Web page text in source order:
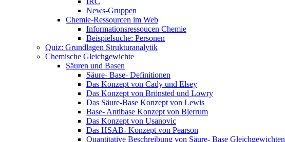
News-Gruppen
Chemie-Ressourcen im Web
Informationsressoucen Chemie
Beispielsuche: Personen
Quiz: Grundlagen Strukturanalytik
Chemische Gleichgewichte
Säuren und Basen
Säure- Base- Definitionen
Das Konzept von Cady und Elsey
Das Konzept von Brönsted und Lowry
Das Säure-Base Konzept von Lewis
Base- Antibase Konzept von Bjerrum
Das Konzept von Usanovic
Das HSAB- Konzept von Pearson
Quantitative Beschreibung von Säure- Base Gleichgewichten